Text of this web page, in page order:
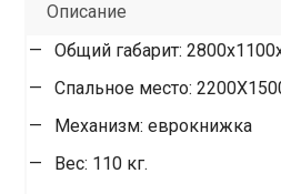
Описание
Общий габарит:
Спальное место:
Механизм: еврокнижка
Вес: 110 кг.